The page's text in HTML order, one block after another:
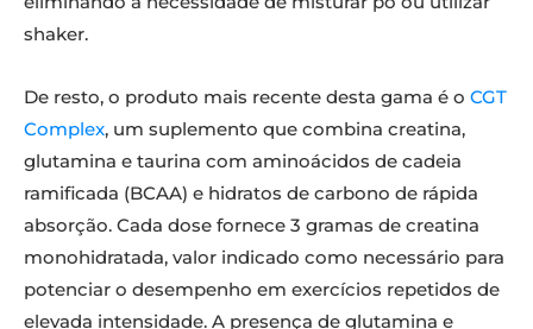
shaker.
De resto, o produto mais recente desta gama é o CGT
Complex, um suplemento que combina creatina,
glutamina e taurina com aminoácidos de cadeia
ramificada (BCAA) e hidratos de carbono de rápida
absorção. Cada dose fornece 3 gramas de creatina
monohidratada, valor indicado como necessário para
potenciar o desempenho em exercícios repetidos de
elevada intensidade. A presença de glutamina e